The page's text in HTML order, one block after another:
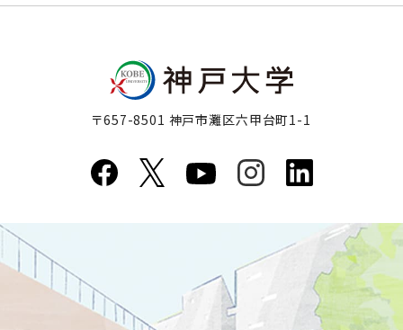
〒657-8501 神戸市灘区六甲台町1-1